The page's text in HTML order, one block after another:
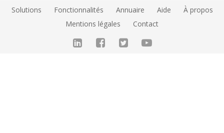
Solutions Fonctionnalités Annuaire Aide
À propos
Mentions légales
Contact